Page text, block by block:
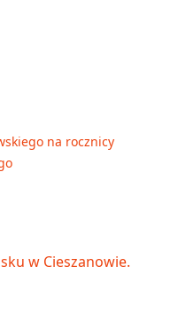
na rocznicy